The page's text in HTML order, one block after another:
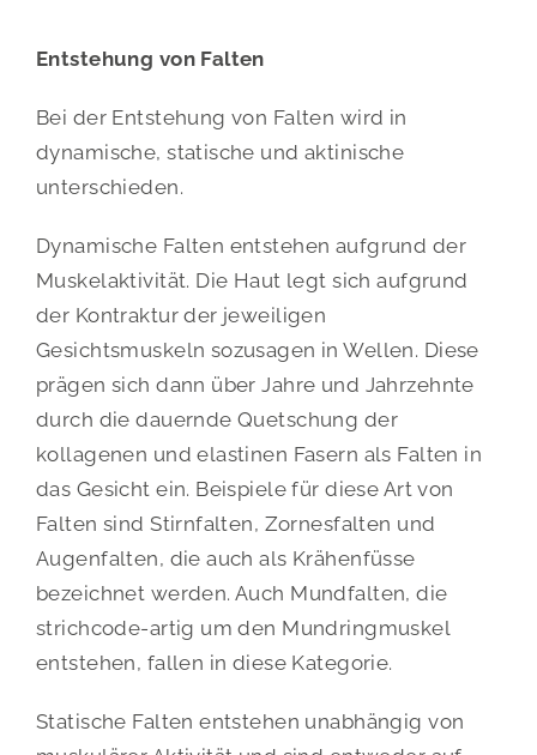
Entstehung von Falten
Bei der Entstehung von Falten wird in
dynamische, statische und aktinische
unterschieden.
Dynamische Falten entstehen aufgrund der
Muskelaktivität. Die Haut legt sich aufgrund
der Kontraktur der jeweiligen
Gesichtsmuskeln sozusagen in Wellen. Diese
prägen sich dann über Jahre und Jahrzehnte
durch die dauernde Quetschung der
kollagenen und elastinen Fasern als Falten in
das Gesicht ein. Beispiele für diese Art von
Falten sind Stirnfalten, Zornesfalten und
Augenfalten, die auch als Krähenfüsse
bezeichnet werden. Auch Mundfalten, die
strichcode-artig um den Mundringmuskel
entstehen, fallen in diese Kategorie.
Statische Falten entstehen unabhängig von